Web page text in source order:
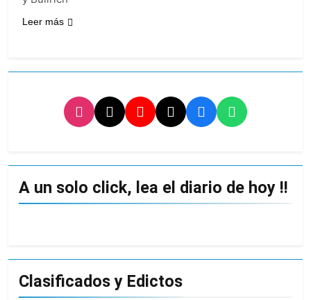
Leer más
A un solo click, lea el diario de hoy !!
Clasificados y Edictos